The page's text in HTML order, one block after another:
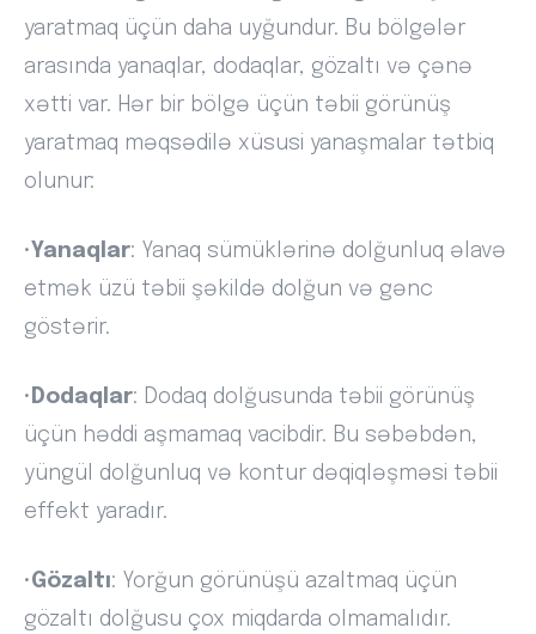
yaratmaq üçün daha uyğundur. Bu bölgələr
arasında yanaqlar, dodaqlar, gözaltı və çənə
xətti var. Hər bir bölgə üçün təbii görünüş
yaratmaq məqsədilə xüsusi yanaşmalar tətbiq
olunur:
•Yanaqlar: Yanaq sümüklərinə dolğunluq əlavə
etmək üzü təbii şəkildə dolğun və gənc
göstərir.
• Dodaqlar: Dodaq dolğusunda təbii görünüş
üçün həddi aşmamaq vacibdir. Bu səbəbdən,
yüngül dolğunluq və kontur dəqiqləşməsi təbii
effekt yaradır.
•Gözaltı: Yorğun görünüşü azaltmaq üçün
gözaltı dolğusu çox miqdarda olmamalıdır.